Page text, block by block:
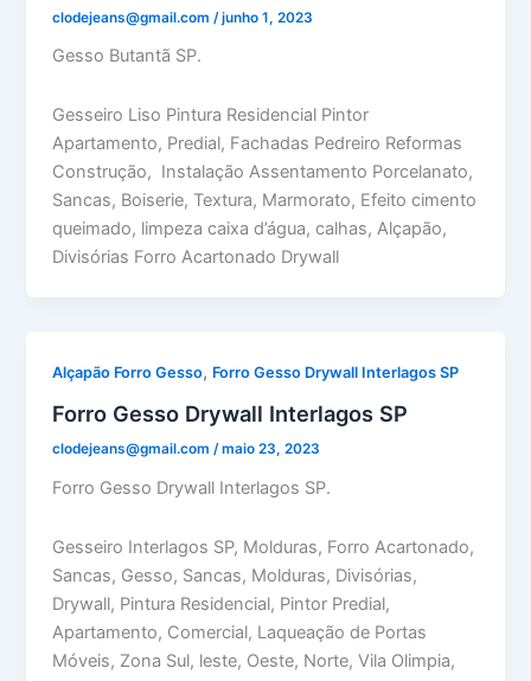
clodejeans@gmail.com /junho 1, 2023
Gesso Butantã SP.
Gesseiro Liso Pintura Residencial Pintor
Apartamento, Predial, Fachadas Pedreiro Reformas
Construção, Instalação Assentamento Porcelanato,
Sancas, Boiserie, Textura, Marmorato, Efeito cimento
queimado, limpeza caixa d’água, calhas, Alçapão,
Divisórias Forro Acartonado Drywall
Alçapão Forro Gesso, Forro Gesso Drywall Interlagos SP
Forro Gesso Drywall Interlagos SP
clodejeans@gmail.com/maio 23, 2023
Forro Gesso Drywall Interlagos SP.
Gesseiro Interlagos SP, Molduras, Forro Acartonado,
Sancas, Gesso, Sancas, Molduras, Divisórias,
Drywall, Pintura Residencial, Pintor Predial,
Apartamento, Comercial, Laqueação de Portas
Móveis, Zona Sul, leste, Oeste, Norte, Vila Olimpia,